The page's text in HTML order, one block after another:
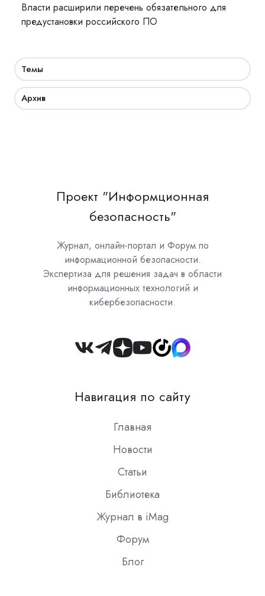
Власти расширили перечень обязательного для
предустановки российского ПО
Темы
Архив
Проект "Информционная
безопасность"
Журнал, онлайн-портал и Форум по
информационной безопасности.
Экспертиза для решения задач в области
информационных технологий и
кибербезопасности.
Join
Slack
Навигация по сайту
Главная
Новости
Статьи
Библиотека
Журнал в iMag
Форум
Блог